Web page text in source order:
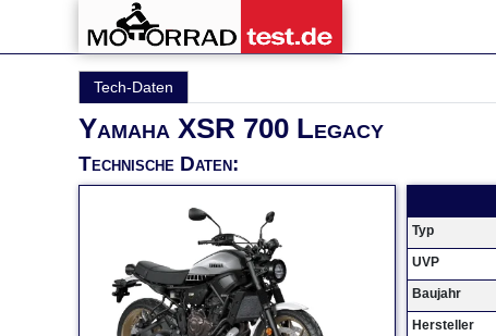
Tech-Daten
Yamaha XSR 700 Legacy
Technische Daten:
Typ
UVP
Baujahr
Hersteller